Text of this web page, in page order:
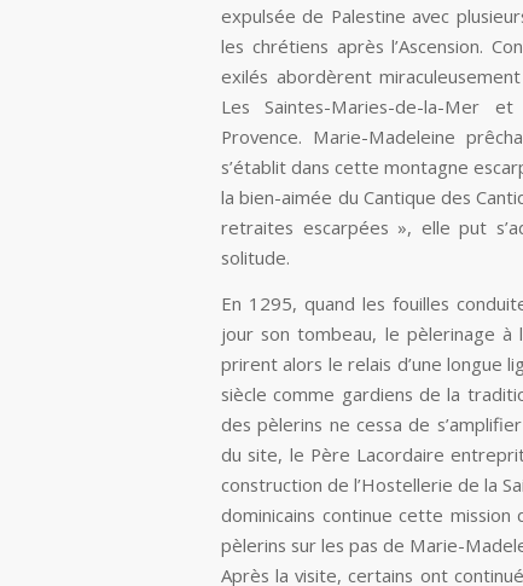
expulsée de Palestine avec
les chrétiens après l’Ascension.
exilés abordèrent
Les Saintes-Maries-de-la-Mer
Provence. Marie-Madeleine
s’établit dans cette montagne
la bien-aimée du Cantique des
retraites escarpées », elle put
solitude.
En 1295, quand les fouilles
jour son tombeau, le pèlerinage à
prirent alors le relais d’une longue
siècle comme gardiens de la
des pèlerins ne cessa de
du site, le Père Lacordaire
construction de l’Hostellerie de la
dominicains continue cette mission
pèlerins sur les pas de Marie-
Après la visite, certains ont